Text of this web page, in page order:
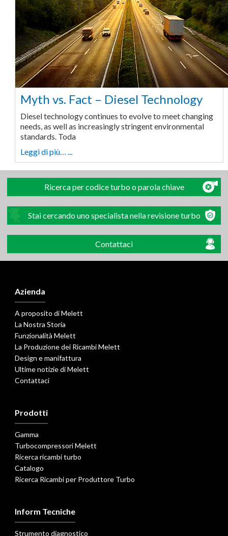
Myth vs. Fact – Diesel Technology
Diesel technology continues to evolve to meet changing
needs, as well as increasingly stringent environmental
standards. Toda
Leggi di più… ...
Ricerca per codice turbo o parola chiave
Stai cercando uno specialista nella revisione turbo
Contattaci
Azienda
A proposito di Melett
La Nostra Storia
Funzionalità Melett
La Produzione dei Ricambi Melett
Design e manifattura
Ultime notizie di Melett
Contattaci
Prodotti
Gamma
Turbocompressori Melett
Ricerca ricambi turbo
Catalogo
Ricerca Ricambi per Produttore Turbo
Inform Tecniche
Strumento diagnostico